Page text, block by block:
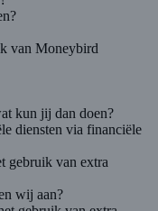
van Moneybird
kun jij dan doen?
diensten via financiële
gebruik van extra
wij aan?